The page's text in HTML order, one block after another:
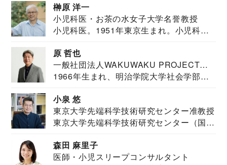
榊原 洋一
小児科医・お茶の水女子大学名誉教授
小児科医。1951年東京生まれ。小児科
原 哲也
一般社団法人WAKUWAKU PROJECT
JAPAN代表・言語聴覚士・社会福祉士
1966年生まれ、明治学院大学社会学部福
小泉 悠
東京大学先端科学技術研究センター准教授
東京大学先端科学技術研究センター（国際
森田 麻里子
医師・小児スリープコンサルタント